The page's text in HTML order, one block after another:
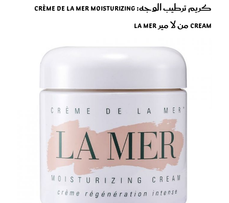
كريم ترطيب الوجه: Crème De La Mer Moisturizing
Cream من لا مير La Mer